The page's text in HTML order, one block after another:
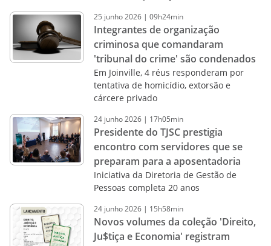
25 junho2026 | 09h24min
Integrantes de organização
criminosa que comandaram
'tribunal do crime' são condenados
Em Joinville, 4 réus responderam por
tentativa de homicídio, extorsão e
cárcere privado
24 junho2026 | 17h05min
Presidente do TJSC prestigia
encontro com servidores que se
preparam para a aposentadoria
Iniciativa da Diretoria de Gestão de
Pessoas completa 20 anos
24 junho2026 | 15h58min
Novos volumes da coleção 'Direito,
Ju$tiça e Economia' registram